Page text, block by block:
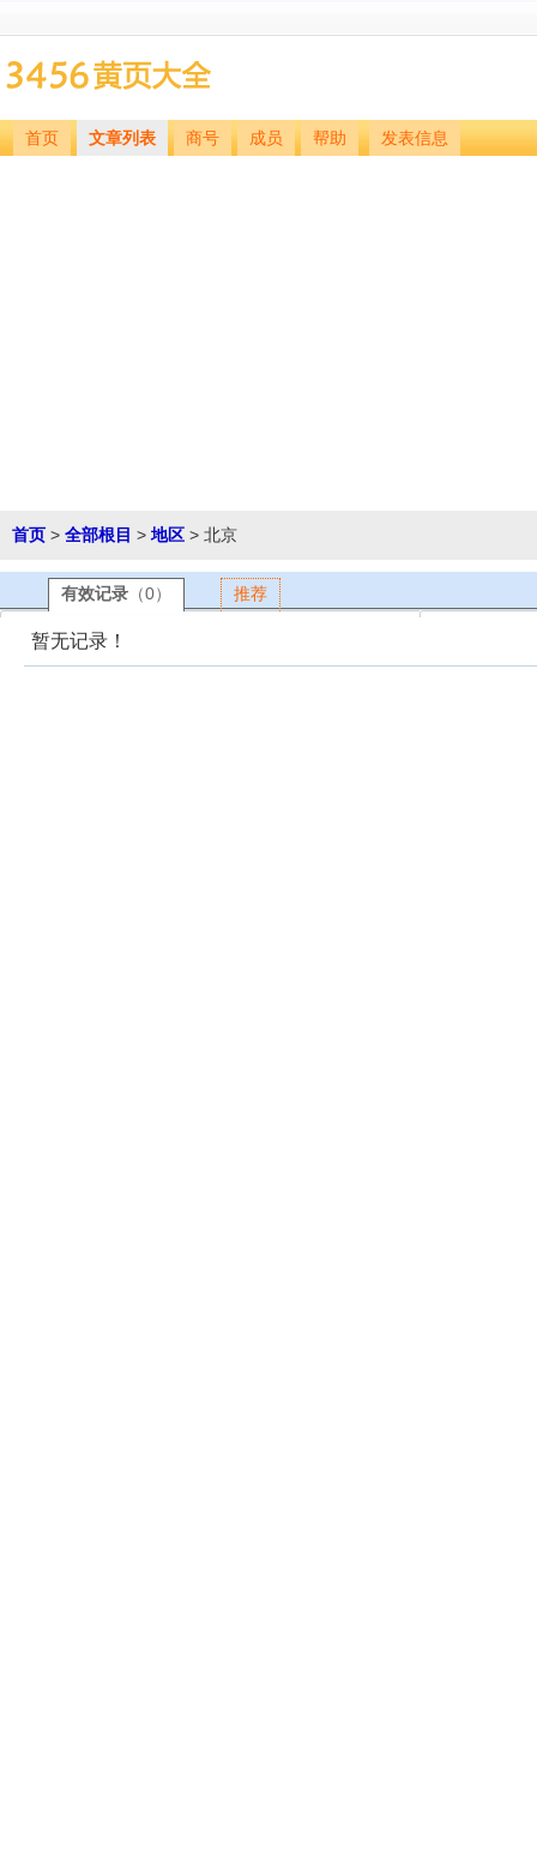
首页 文章列表 商号 成员 帮助 发表信息
首页 > 全部根目 > 地区 > 北京
有效记录 （0） 推荐
暂无记录！